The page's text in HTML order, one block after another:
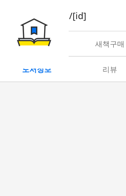
book/rent/[id]
대여 새책구매
도서정보 리뷰